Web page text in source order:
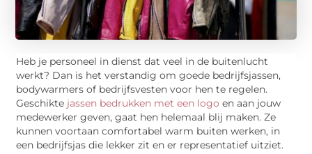
Heb je personeel in dienst dat veel in de buitenlucht
werkt? Dan is het verstandig om goede bedrijfsjassen,
bodywarmers of bedrijfsvesten voor hen te regelen.
Geschikte jassen bedrukken met een logo en aan jouw
medewerker geven, gaat hen helemaal blij maken. Ze
kunnen voortaan comfortabel warm buiten werken, in
een bedrijfsjas die lekker zit en er representatief uitziet.